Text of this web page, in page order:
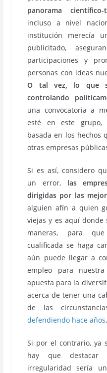
panorama
incluso a nivel
institución merecía
publicitado,
participaciones y
personas con ideas
O tal vez, lo que
controlando
una convocatoria a
esté en este grupo,
basada en los hechos
otras empresas
Si es así, considero
un error, las
dirigidas por las
alguien afín a quien
viejas y es aquí
maneras, para
cualificada se haga
aún puede llegar a
empleo para
apuesta para la
acerca de tener una
de las
defendiendo hace años.
Si por el contrario, ya
hay que
irregularidad sería